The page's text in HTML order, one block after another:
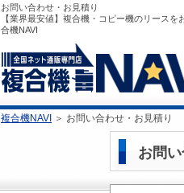
お問い合わせ・お見積り
【業界最安値】複合機・コピー機のリースを
合機NAVI
複合機NAVI ＞ お問い合わせ・お見積り
お問